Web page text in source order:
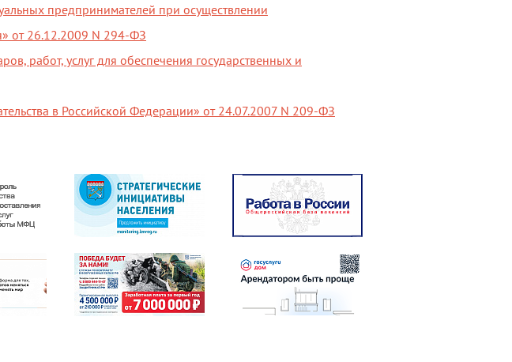
предпринимателей при осуществлении
от 26.12.2009 N 294-ФЗ
работ, услуг для обеспечения государственных и
в Российской Федерации» от 24.07.2007 N 209-ФЗ